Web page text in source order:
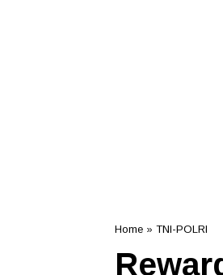
Home » TNI-POLRI